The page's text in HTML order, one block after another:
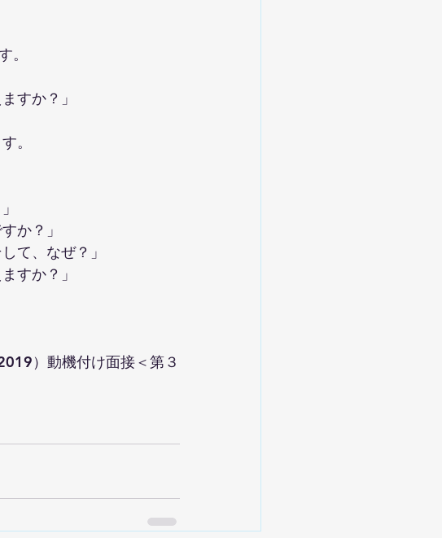
。
すか？」
。
か？」
て、なぜ？」
すか？」
）動機付け面接＜第３